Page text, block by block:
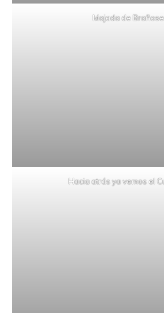
Majada de
Hacia atrás ya vemos el